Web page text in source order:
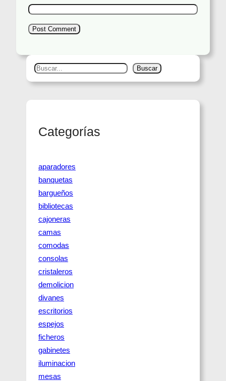
S
e
Buscar
Categorías
aparadores
banquetas
bargueños
bibliotecas
cajoneras
camas
comodas
consolas
cristaleros
demolicion
divanes
escritorios
espejos
ficheros
gabinetes
iluminacion
mesas